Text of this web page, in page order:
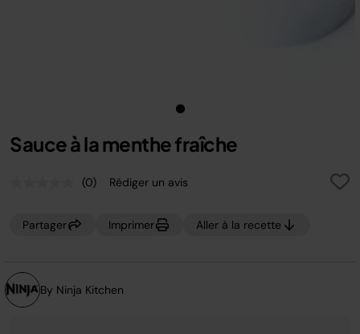
Sauce à la menthe fraîche
Aucune
notation.
page.
(0) Rédiger un avis
Partager Imprimer Aller à la recette
By Ninja Kitchen